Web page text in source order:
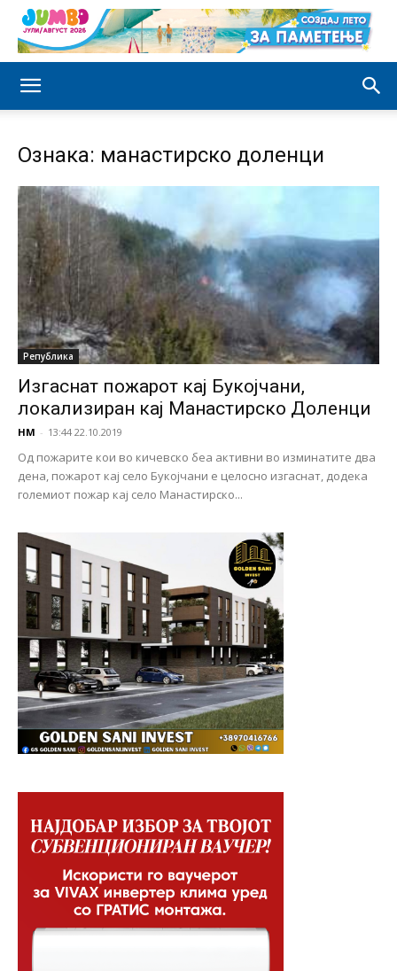
Ознака: манастирско доленци
Република
Изгаснат пожарот кај Букојчани,
локализиран кај Манастирско Доленци
НМ - 13:44 22.10.2019
Од пожарите кои во кичевско беа активни во изминатите два
дена, пожарот кај село Букојчани е целосно изгаснат, додека
големиот пожар кај село Манастирско...